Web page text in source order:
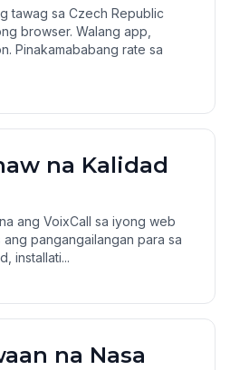
tawag sa Czech Republic
browser. Walang app,
Pinakamababang rate sa
na Kalidad
ang VoixCall sa iyong web
ang pangangailangan para sa
installati...
na Nasa